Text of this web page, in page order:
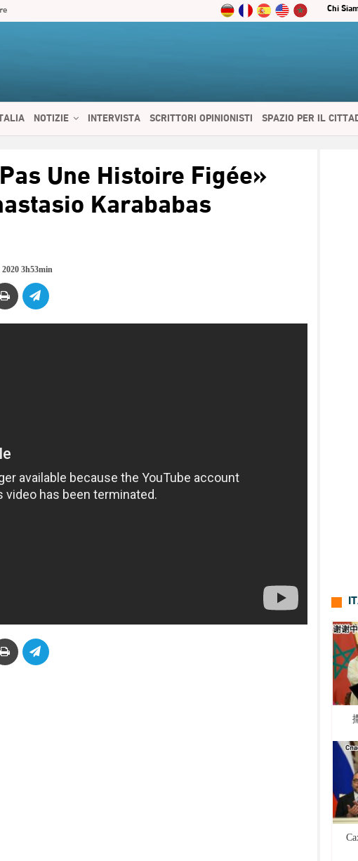
Chi
NOTIZIE INTERVISTA SCRITTORI OPINIONISTI SPAZIO PER IL
Une Histoire Figée»
Karababas
3h53min